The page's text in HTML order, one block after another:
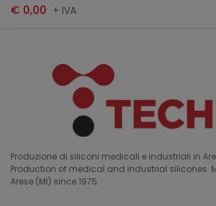
€ 0,00 + IVA
Produzione di siliconi medicali e industriali in
Production of medical and industrial silicones.
Arese (MI) since 1975.